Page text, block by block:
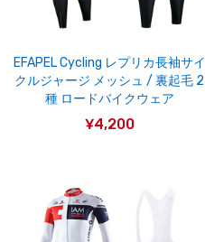
EFAPEL Cycling レプリカ長袖サイ
クルジャージ メッシュ / 裏起毛 2
種 ロードバイクウェア
¥4,200